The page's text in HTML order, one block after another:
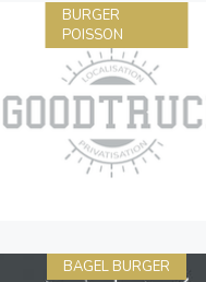
BURGER
POISSON
BAGEL BURGER